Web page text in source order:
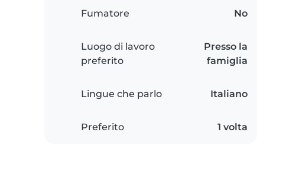
Fumatore No
Luogo di lavoro
preferito
Presso la
famiglia
Lingue che parlo Italiano
Preferito 1 volta